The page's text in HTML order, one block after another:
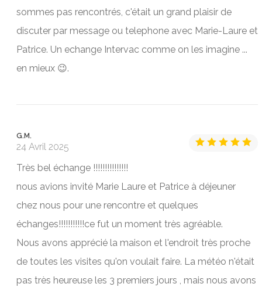
sommes pas rencontrés, c'était un grand plaisir de
discuter par message ou telephone avec Marie-Laure et
Patrice. Un echange Intervac comme on les imagine ...
en mieux 😉.
G.M.
24 Avril 2025
Très bel échange !!!!!!!!!!!!!!!
nous avions invité Marie Laure et Patrice à déjeuner
chez nous pour une rencontre et quelques
échanges!!!!!!!!!!!ce fut un moment très agréable.
Nous avons apprécié la maison et l'endroit très proche
de toutes les visites qu'on voulait faire. La météo n'était
pas très heureuse les 3 premiers jours , mais nous avons